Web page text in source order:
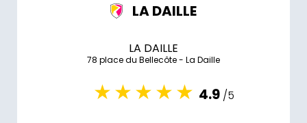
LA DAILLE
LA DAILLE
78 place du Bellecôte - La Daille
4.9 /5